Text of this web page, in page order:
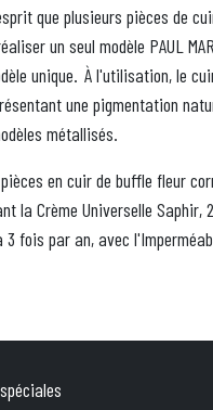
que plusieurs pièces de
un seul modèle PAUL
unique. À l'utilisation, le
une pigmentation
métallisés.
en cuir de buffle fleur
la Crème Universelle Saphir,
3 fois par an, avec